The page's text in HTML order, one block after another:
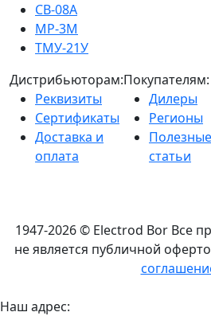
СВ-08А
МР-3М
ТМУ-21У
Дистрибьюторам:
Реквизиты
Сертификаты
Доставка и
оплата
Покупателям:
Дилеры
Регионы
Полезные
статьи
1947-2026 © Electrod Bor Все
не является публичной
Наш адрес: